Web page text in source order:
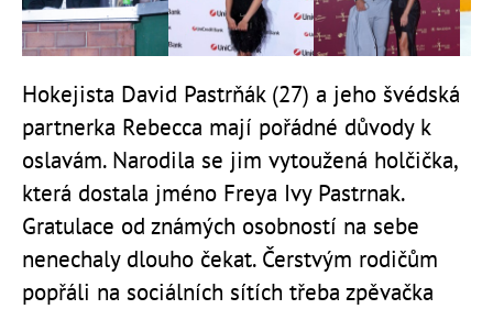
Hokejista David Pastrňák (27) a jeho švédská
partnerka Rebecca mají pořádné důvody k
oslavám. Narodila se jim vytoužená holčička,
která dostala jméno Freya Ivy Pastrnak.
Gratulace od známých osobností na sebe
nenechaly dlouho čekat. Čerstvým rodičům
popřáli na sociálních sítích třeba zpěvačka